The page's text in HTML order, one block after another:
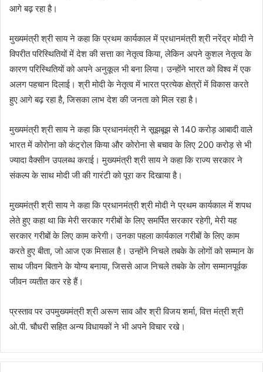
आगे बढ़ रहा है।
मुख्यमंत्री श्री साय ने कहा कि प्रथम कार्यकाल में प्रधानमंत्री श्री नरेंद्र मोदी ने
विपरीत परिस्थितियों में देश की सत्ता का नेतृत्व किया, लेकिन अपने कुशल नेतृत्व के
कारण परिस्थितियों को अपने अनुकूल भी बना लिया। उन्होंने भारत को विश्व में एक
अलग पहचान दिलाई। श्री मोदी के नेतृत्व में भारत प्रत्येक क्षेत्रों में विकास करते
हुए आगे बढ़ रहा है, जिसका लाभ देश की जनता को मिल रहा है।
मुख्यमंत्री श्री साय ने कहा कि प्रधानमंत्री ने सूझबूझ से 140 करोड़ आबादी वाले
भारत में कोरोना को कंट्रोल किया और कोरोना से बचाव के लिए 200 करोड़ से भी
ज्यादा वैक्सीन उपलब्ध कराई। मुख्यमंत्री श्री साय ने कहा कि राज्य सरकार ने
संकल्प के साथ मोदी जी की गारंटी को पूरा कर दिखाया है।
मुख्यमंत्री श्री साय ने कहा कि प्रधानमंत्री श्री मोदी ने प्रथम कार्यकाल में शपथ
लेते हुए कहा था कि मेरी सरकार गरीबों के लिए समर्पित सरकार रहेगी, मेरी यह
सरकार गरीबों के लिए काम करेगी। उनका पहला कार्यकाल गरीबों के लिए काम
करते हुए बीता, जो आज एक मिसाल है। उन्होंने निचले तबके के लोगों को सम्मान के
साथ जीवन बिताने के योग्य बनाया, जिससे आज निचले तबके के लोग सम्मानपूर्वक
जीवन व्यतीत कर रहे हैं।
प्रस्ताव पर उपमुख्यमंत्री श्री अरूण साव और श्री विजय शर्मा, वित्त मंत्री श्री
ओ.पी. चौधरी सहित अन्य विधायकों ने भी अपने विचार रखे।